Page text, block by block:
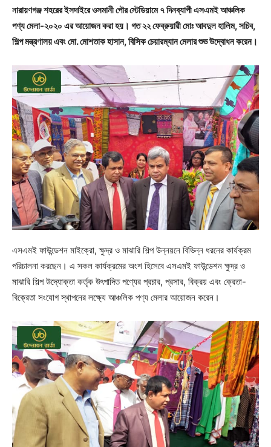
নারায়ণগঞ্জ শহরের ইসদাইরে ওসমানী পৌর স্টেডিয়ামে ৭ দিনব্যাপী এসএমই আঞ্চলিক
পণ্য মেলা-২০২০ এর আয়োজন করা হয়। গত ২২ ফেব্রুয়ারী মোঃ আবদুল হালিম, সচিব,
শিল্প মন্ত্রণালয় এবং মো. মোশতাক হাসান, বিসিক চেয়ারম্যান মেলার শুভ উদ্বোধন করেন।
এসএমই ফাউন্ডেশন মাইক্রো, ক্ষুদ্র ও মাঝারি শিল্প উন্নয়নে বিভিন্ন ধরনের কার্যক্রম
পরিচালনা করছেন। এ সকল কার্যক্রমের অংশ হিসেবে এসএমই ফাউন্ডেশন ক্ষুদ্র ও
মাঝারি শিল্প উদ্যোক্তা কর্তৃক উৎপাদিত পণ্যের প্রচার, প্রসার, বিক্রয় এবং ক্রেতা-
বিক্রেতা সংযোগ স্থাপনের লক্ষ্যে আঞ্চলিক পণ্য মেলার আয়োজন করেন।